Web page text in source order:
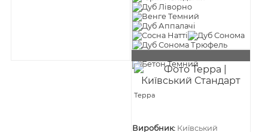
Терра
Виробник: Київський